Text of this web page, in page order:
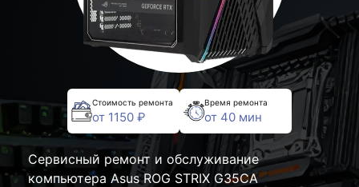
Стоимость ремонта
от 1150 ₽
Время ремонта
от 40 мин
Сервисный ремонт и обслуживание
компьютера Asus ROG STRIX G35CA